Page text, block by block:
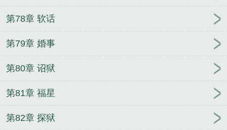
第78章 软话
第79章 婚事
第80章 诏狱
第81章 福星
第82章 探狱